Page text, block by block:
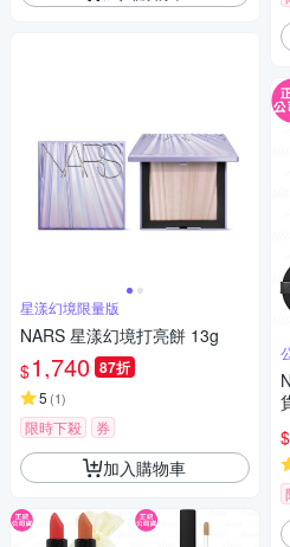
星漾幻境限量版
NARS 星漾幻境打亮餅 13g
$1,740 87折
5 (1)
限時下殺 券
加入購物車
$